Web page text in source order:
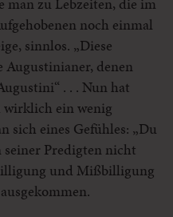
noch einmal
sinnlos. „Diese
Augustinianer, denen
. . . Nun hat
wirklich ein wenig
sich eines Gefühles: „Du
seiner Predigten nicht
und Mißbilligung